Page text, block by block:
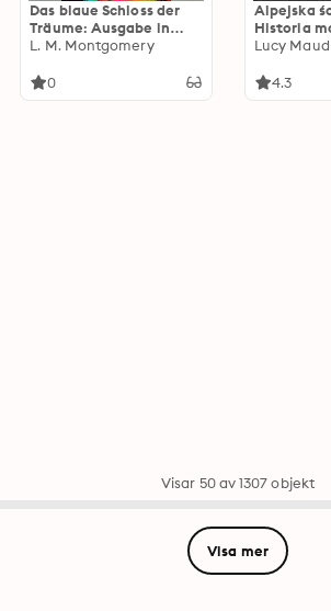
Das blaue Schloss der
Träume: Ausgabe in
neuer Übersetzung und
L. M. Montgomery
0
Alpejska
Historia
Lucy
4.3
Visar 50 av 1307 objekt
Visa mer